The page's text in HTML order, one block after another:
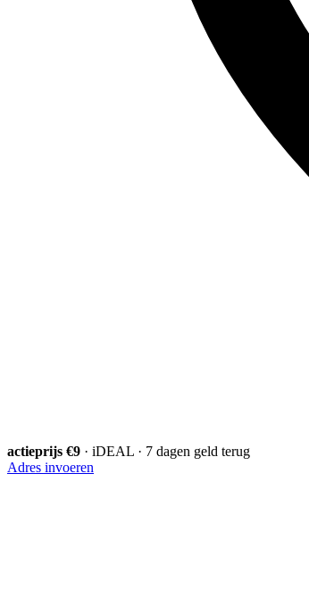
actieprijs €9 · iDEAL · 7 dagen geld terug
Adres invoeren